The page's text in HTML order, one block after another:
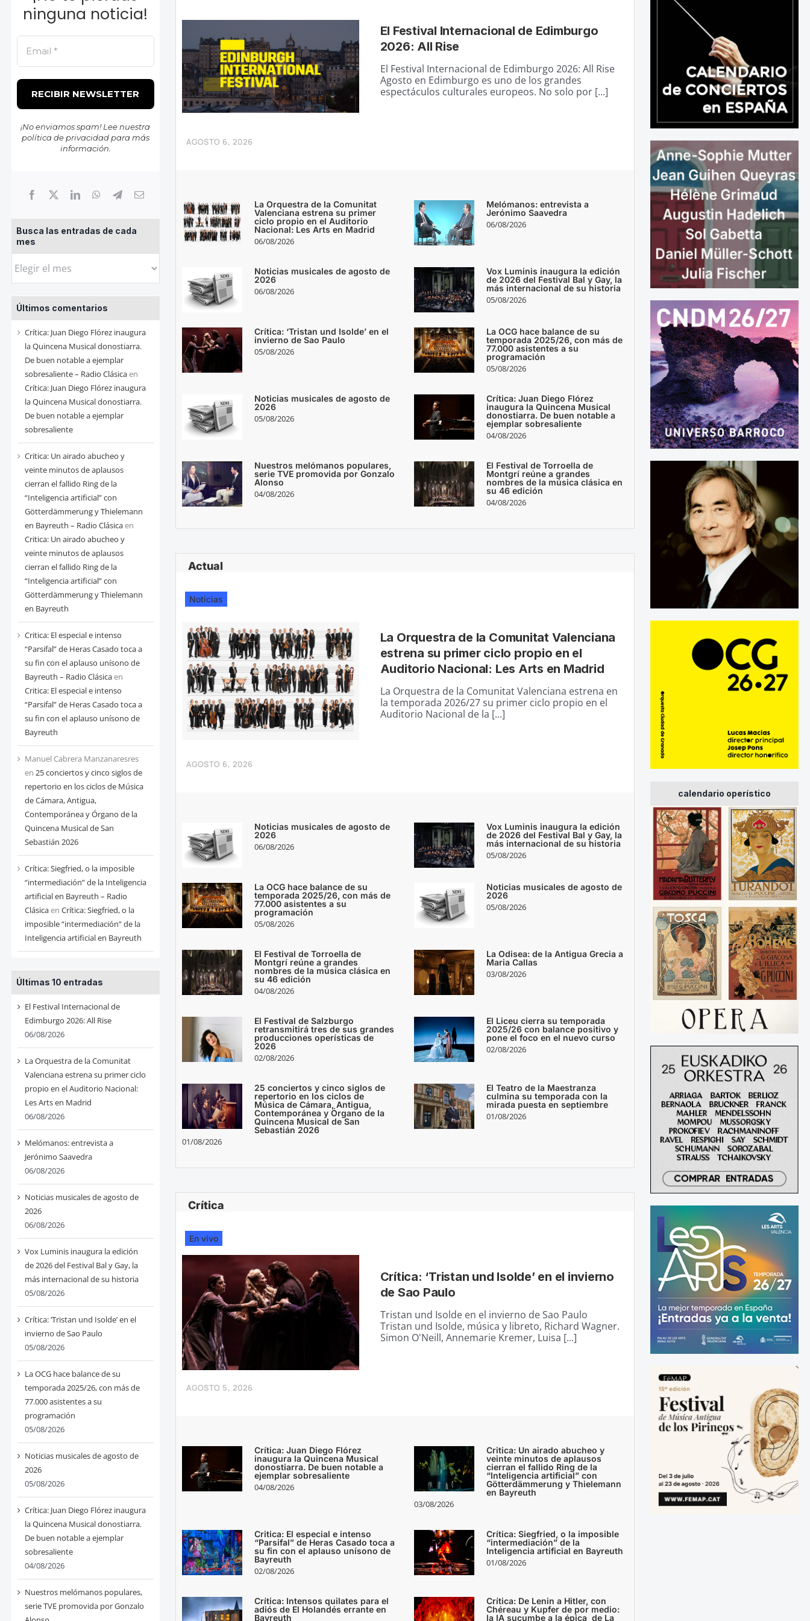
ninguna noticia!
¡No enviamos spam! Lee nuestra
política de privacidadpara más
información.
Busca las entradas de cada
mes
Busca
entradas
de
cada
mes
Últimos comentarios
Crítica: Juan Diego Flórez inaugura
la Quincena Musical donostiarra.
De buen notable a ejemplar
sobresaliente – Radio Clásicaen
Crítica: Juan Diego Flórez inaugura
la Quincena Musical donostiarra.
De buen notable a ejemplar
sobresaliente
Critica: Un airado abucheo y
veinte minutos de aplausos
cierran el fallido Ring de la
“Inteligencia artificial” con
Götterdämmerung y Thielemann
en Bayreuth – Radio Clásicaen
Critica: Un airado abucheo y
veinte minutos de aplausos
cierran el fallido Ring de la
“Inteligencia artificial” con
Götterdämmerung y Thielemann
en Bayreuth
Critica: El especial e intenso
“Parsifal” de Heras Casado toca a
su fin con el aplauso unísono de
Bayreuth – Radio Clásicaen
Critica: El especial e intenso
“Parsifal” de Heras Casado toca a
su fin con el aplauso unísono de
Bayreuth
Manuel Cabrera Manzanaresres
en 25 conciertos y cinco siglos de
repertorio en los ciclos de Música
de Cámara, Antigua,
Contemporánea y Órgano de la
Quincena Musical de San
Sebastián 2026
Crítica: Siegfried, o la imposible
“intermediación” de la Inteligencia
artificial en Bayreuth – Radio
Clásicaen Crítica: Siegfried, o la
imposible “intermediación” de la
Inteligencia artificial en Bayreuth
Últimas 10 entradas
El Festival Internacional de
Edimburgo 2026: All Rise
06/08/2026
La Orquestra de la Comunitat
Valenciana estrena su primer ciclo
propio en el Auditorio Nacional:
Les Arts en Madrid
06/08/2026
Melómanos: entrevista a
Jerónimo Saavedra
06/08/2026
Noticias musicales de agosto de
2026
06/08/2026
Vox Luminis inaugura la edición
de 2026 del Festival Bal y Gay, la
más internacional de su historia
05/08/2026
Crítica: ‘Tristan und Isolde’ en el
invierno de Sao Paulo
05/08/2026
La OCG hace balance de su
temporada 2025/26, con más de
77.000 asistentes a su
programación
05/08/2026
Noticias musicales de agosto de
2026
05/08/2026
Crítica: Juan Diego Flórez inaugura
la Quincena Musical donostiarra.
De buen notable a ejemplar
sobresaliente
04/08/2026
Nuestros melómanos populares,
serie TVE promovida por Gonzalo
El Festival Internacional de Edimburgo
2026: All Rise
El Festival Internacional de Edimburgo 2026: All Rise
Agosto en Edimburgo es uno de los grandes
espectáculos culturales europeos. No solo por [...]
AGOSTO 6, 2026
La Orquestra de la Comunitat
Valenciana estrena su primer
ciclo propio en el Auditorio
Nacional: Les Arts en Madrid
06/08/2026
Melómanos: entrevista a
Jerónimo Saavedra
06/08/2026
Noticias musicales de agosto de
2026
06/08/2026
Vox Luminis inaugura la edición
de 2026 del Festival Bal y Gay, la
más internacional de su historia
05/08/2026
Crítica: ‘Tristan und Isolde’ en el
invierno de Sao Paulo
05/08/2026
La OCG hace balance de su
temporada 2025/26, con más de
77.000 asistentes a su
programación
05/08/2026
Noticias musicales de agosto de
2026
05/08/2026
Crítica: Juan Diego Flórez
inaugura la Quincena Musical
donostiarra. De buen notable a
ejemplar sobresaliente
04/08/2026
Nuestros melómanos populares,
serie TVE promovida por Gonzalo
Alonso
04/08/2026
El Festival de Torroella de
Montgrí reúne a grandes
nombres de la música clásica en
su 46 edición
04/08/2026
Actual
Noticias
La Orquestra de la Comunitat Valenciana
estrena su primer ciclo propio en el
Auditorio Nacional: Les Arts en Madrid
La Orquestra de la Comunitat Valenciana estrena en
la temporada 2026/27 su primer ciclo propio en el
Auditorio Nacional de la [...]
AGOSTO 6, 2026
Noticias musicales de agosto de
2026
06/08/2026
Vox Luminis inaugura la edición
de 2026 del Festival Bal y Gay, la
más internacional de su historia
05/08/2026
La OCG hace balance de su
temporada 2025/26, con más de
77.000 asistentes a su
programación
05/08/2026
Noticias musicales de agosto de
2026
05/08/2026
El Festival de Torroella de
Montgrí reúne a grandes
nombres de la música clásica en
su 46 edición
04/08/2026
La Odisea: de la Antigua Grecia a
Maria Callas
03/08/2026
El Festival de Salzburgo
retransmitirá tres de sus grandes
producciones operísticas de
2026
02/08/2026
El Liceu cierra su temporada
2025/26 con balance positivo y
pone el foco en el nuevo curso
02/08/2026
25 conciertos y cinco siglos de
repertorio en los ciclos de
Música de Cámara, Antigua,
Contemporánea y Órgano de la
Quincena Musical de San
Sebastián 2026
01/08/2026
El Teatro de la Maestranza
culmina su temporada con la
mirada puesta en septiembre
01/08/2026
Crítica
En vivo
Crítica: ‘Tristan und Isolde’ en el invierno
de Sao Paulo
Tristan und Isolde en el invierno de Sao Paulo
Tristan und Isolde, música y libreto, Richard Wagner.
Simon O'Neill, Annemarie Kremer, Luisa [...]
AGOSTO 5, 2026
Crítica: Juan Diego Flórez
inaugura la Quincena Musical
donostiarra. De buen notable a
ejemplar sobresaliente
04/08/2026
Critica: Un airado abucheo y
veinte minutos de aplausos
cierran el fallido Ring de la
“Inteligencia artificial” con
Götterdämmerung y Thielemann
en Bayreuth
03/08/2026
Critica: El especial e intenso
“Parsifal” de Heras Casado toca a
su fin con el aplauso unísono de
Bayreuth
02/08/2026
Crítica: Siegfried, o la imposible
“intermediación” de la
Inteligencia artificial en Bayreuth
01/08/2026
Crítica: Intensos quilates para el
adiós de El Holandés errante en
Bayreuth
Crítica: De Lenin a Hitler, con
Chéreau y Kupfer de por medio:
la IA sucumbe a la épica de La
calendario operístico